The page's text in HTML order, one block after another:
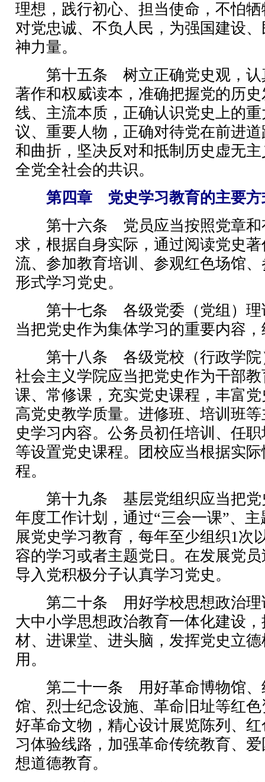
理想，践行初心、担当使命，不怕
对党忠诚、不负人民，为强国建设
神力量。
第十五条 树立正确党史观，认
著作和权威读本，准确把握党的历
线、主流本质，正确认识党史上的
议、重要人物，正确对待党在前进
和曲折，坚决反对和抵制历史虚无
全党全社会的共识。
第四章 党史学习教育的主要方
第十六条 党员应当按照党章和
求，根据自身实际，通过阅读党史
流、参加教育培训、参观红色场馆
形式学习党史。
第十七条 各级党委（党组）理
当把党史作为集体学习的重要内容
第十八条 各级党校（行政学院
社会主义学院应当把党史作为干部
课、常修课，充实党史课程，丰富
高党史教学质量。进修班、培训班
史学习内容。公务员初任培训、任
等设置党史课程。团校应当根据实
程。
第十九条 基层党组织应当把党
年度工作计划，通过“三会一课”、
展党史学习教育，每年至少组织1次
容的学习或者主题党日。在发展党
导入党积极分子认真学习党史。
第二十条 用好学校思想政治理
大中小学思想政治教育一体化建设
材、进课堂、进头脑，发挥党史立
用。
第二十一条 用好革命博物馆、
馆、烈士纪念设施、革命旧址等红
好革命文物，精心设计展览陈列、
习体验线路，加强革命传统教育、
想道德教育。